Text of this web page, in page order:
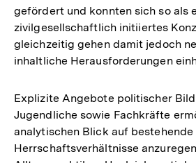
gefördert und konnten sich so als
zivilgesellschaftlich initiiertes
gleichzeitig gehen damit jedoch
inhaltliche Herausforderungen
Explizite Angebote politischer
Jugendliche sowie Fachkräfte
analytischen Blick auf
Herrschaftsverhältnisse